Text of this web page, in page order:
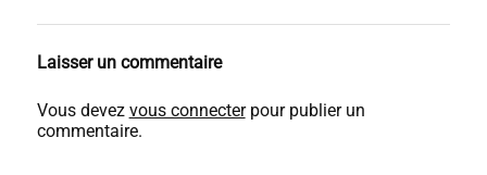
Laisser un commentaire
Vous devez vous connecterpour publier un
commentaire.